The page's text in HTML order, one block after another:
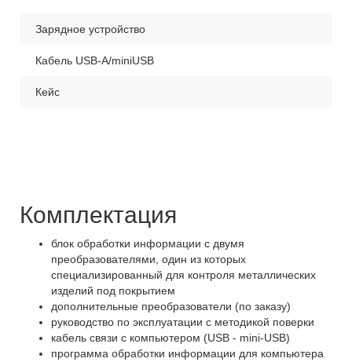
Зарядное устройство
Кабель USB-A/miniUSB
Кейс
Комплектация
блок обработки информации с двумя
преобразователями, один из которых
специализированный для контроля металлических
изделий под покрытием
дополнительные преобразователи (по заказу)
руководство по эксплуатации с методикой поверки
кабель связи с компьютером (USB - mini-USB)
программа обработки информации для компьютера